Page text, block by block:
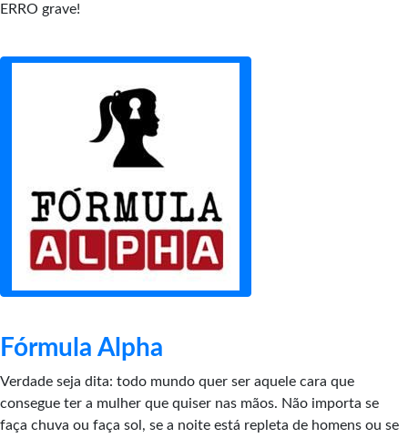
ERRO grave!
Fórmula Alpha
Verdade seja dita: todo mundo quer ser aquele cara que
consegue ter a mulher que quiser nas mãos. Não importa se
faça chuva ou faça sol, se a noite está repleta de homens ou se